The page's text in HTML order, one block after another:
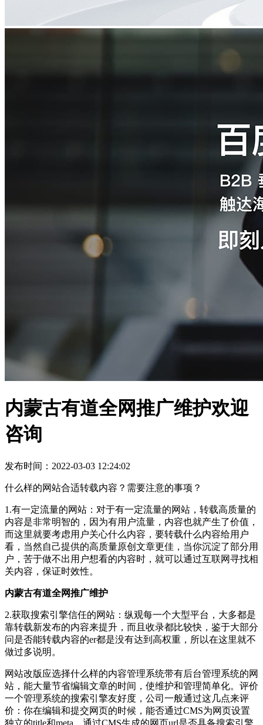
内蒙古有道全网推广维护欢迎
咨询
发布时间：2022-03-03 12:24:02
什么样的网站合适转载内容？需要注意的事项？
1.有一定流量的网站：对于有一定流量的网站，转载高质量的
内容是非常明智的，因为有用户流量，内容也就产生了价值，
而这里就要考虑用户关心什么内容，要转载什么内容给用户
看，当然自己提供的高质量原创文章更佳，当你沉淀了部分用
户，苦于做不出用户想看的内容时，就可以通过互联网寻找相
关内容，保证时效性。
内蒙古有道全网推广维护
2.获取搜索引擎信任的网站：纵观每一个大型平台，大多都是
靠转载新发布的内容来提升，而且收录都比较快，鉴于大部分
问是否能转载内容的er都是没有达到高权重，所以在这里就不
做过多说明。
网站改版应选择什么样的内容管理系统带有后台管理系统的网
站，能大量节省编辑文章的时间，使维护和管理简单化。评价
一个管理系统的搜索引擎友好度，公司一般通过这几点来评
价：你在编辑和提交网页的时候，能否通过CMS为网页设置
独立的title和meta，通过CMS生成的网页url是否具备搜索引擎